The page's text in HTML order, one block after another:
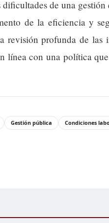
de una
de la eficiencia y
revisión profunda de las
línea con una política
Gestión pública Condiciones